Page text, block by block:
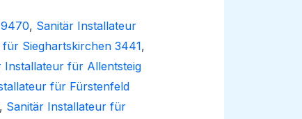
, Sanitär Installateur
Sieghartskirchen 3441,
Installateur für Allentsteig
für Fürstenfeld
, Sanitär Installateur für